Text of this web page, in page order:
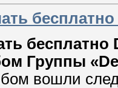
бесплатно
Группы
вошли